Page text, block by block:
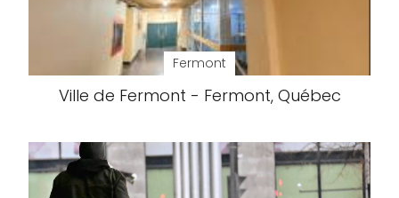
Fermont
Ville de Fermont - Fermont, Québec